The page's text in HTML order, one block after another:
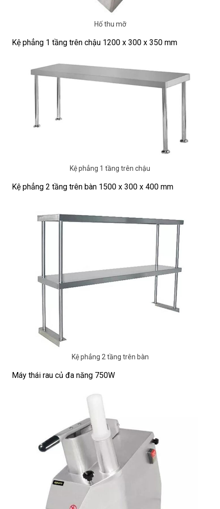
Hố thu mỡ
Kệ phẳng 1 tầng trên chậu 1200 x 300 x 350 mm
Kệ phẳng 1 tầng trên chậu
Kệ phẳng 2 tầng trên bàn 1500 x 300 x 400 mm
Kệ phẳng 2 tầng trên bàn
Máy thái rau củ đa năng 750W